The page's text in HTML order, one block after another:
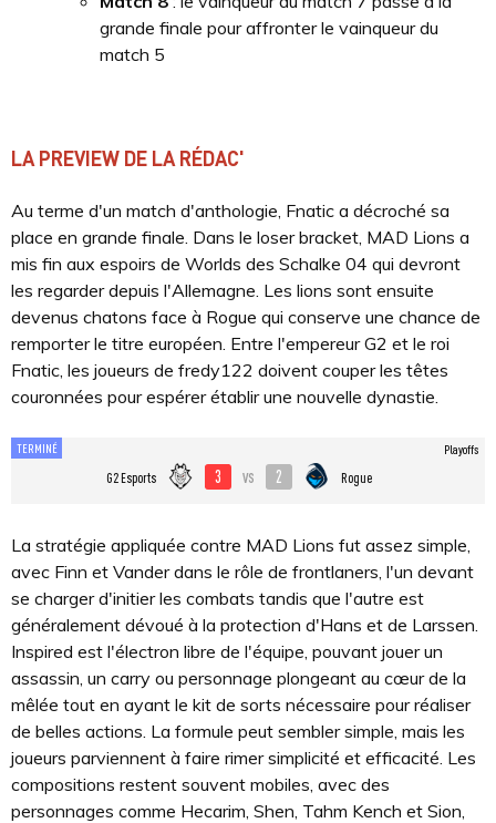
grande finale pour affronter le vainqueur du
match 5
LA PREVIEW DE LA RÉDAC'
Au terme d'un match d'anthologie, Fnatic a décroché sa
place en grande finale. Dans le loser bracket, MAD Lions a
mis fin aux espoirs de Worlds des Schalke 04 qui devront
les regarder depuis l'Allemagne. Les lions sont ensuite
devenus chatons face à Rogue qui conserve une chance de
remporter le titre européen. Entre l'empereur G2 et le roi
Fnatic, les joueurs de fredy122 doivent couper les têtes
couronnées pour espérer établir une nouvelle dynastie.
TERMINÉ
G2 Esports 3 vs 2 Rogue
Playoffs
La stratégie appliquée contre MAD Lions fut assez simple,
avec Finn et Vander dans le rôle de frontlaners, l'un devant
se charger d'initier les combats tandis que l'autre est
généralement dévoué à la protection d'Hans et de Larssen.
Inspired est l'électron libre de l'équipe, pouvant jouer un
assassin, un carry ou personnage plongeant au cœur de la
mêlée tout en ayant le kit de sorts nécessaire pour réaliser
de belles actions. La formule peut sembler simple, mais les
joueurs parviennent à faire rimer simplicité et efficacité. Les
compositions restent souvent mobiles, avec des
personnages comme Hecarim, Shen, Tahm Kench et Sion,